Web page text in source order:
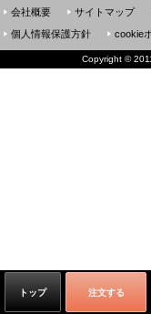
トップ 注文する
会社概要 サイトマップ
個人情報保護方針
cookie
Copyright ©